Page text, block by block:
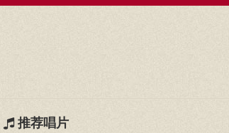
推荐唱片